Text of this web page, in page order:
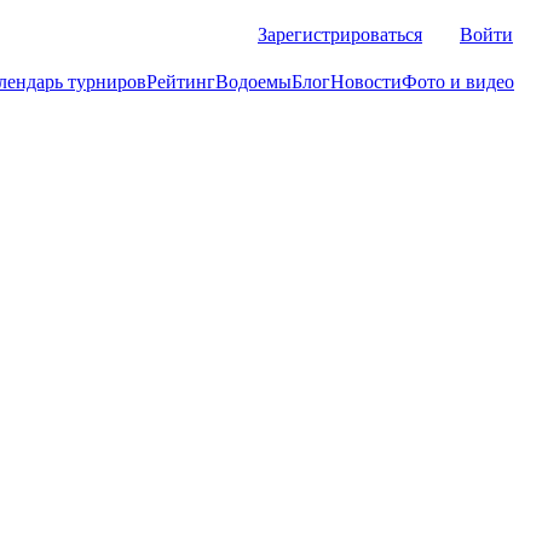
Зарегистрироваться Войти
турнировРейтингВодоемыБлогНовостиФото и видео